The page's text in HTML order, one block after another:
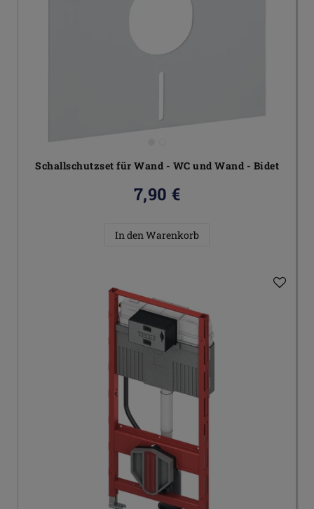
Schallschutzset für Wand - WC und Wand - Bidet
7,90 €
In den Warenkorb